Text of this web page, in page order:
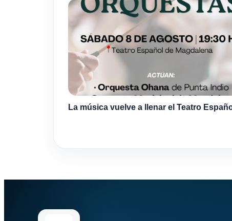
La música vuelve a llenar el Teatro